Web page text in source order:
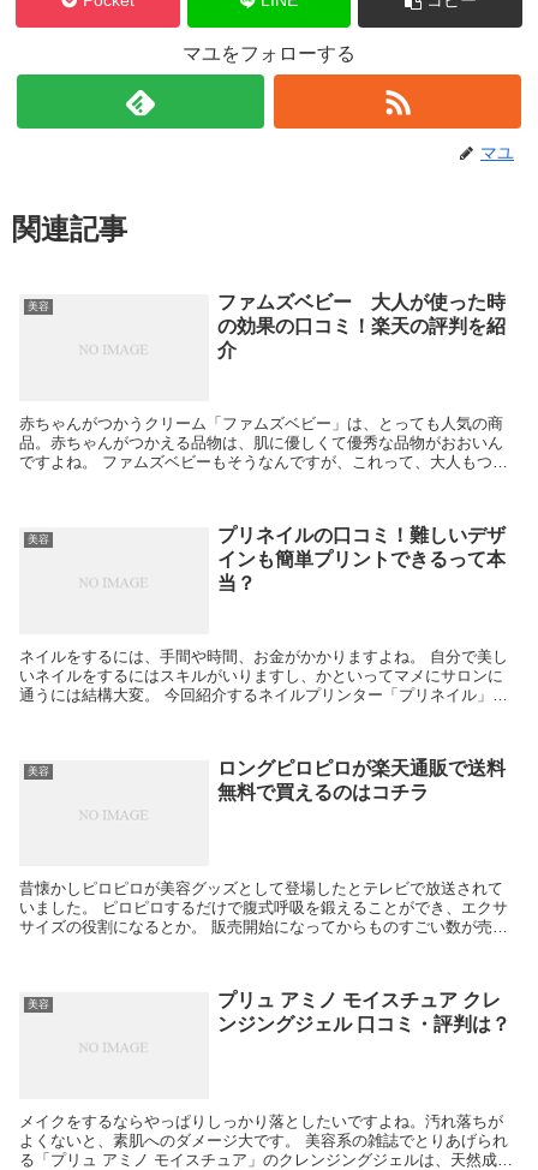
マユをフォローする
マユ
関連記事
美容
ファムズベビー 大人が使った時
の効果の口コミ！楽天の評判を紹
介
赤ちゃんがつかうクリーム「ファムズベビー」は、とっても人気の商
品。赤ちゃんがつかえる品物は、肌に優しくて優秀な品物がおおいん
ですよね。 ファムズベビーもそうなんですが、これって、大人もつか
美容
プリネイルの口コミ！難しいデザ
インも簡単プリントできるって本
当？
ネイルをするには、手間や時間、お金がかかりますよね。 自分で美し
いネイルをするにはスキルがいりますし、かといってマメにサロンに
通うには結構大変。 今回紹介するネイルプリンター「プリネイル」
美容
ロングピロピロが楽天通販で送料
無料で買えるのはコチラ
昔懐かしピロピロが美容グッズとして登場したとテレビで放送されて
いました。 ピロピロするだけで腹式呼吸を鍛えることができ、エクサ
サイズの役割になるとか。 販売開始になってからものすごい数が売れ
美容
プリュ アミノ モイスチュア クレ
ンジングジェル 口コミ・評判は？
メイクをするならやっぱりしっかり落としたいですよね。汚れ落ちが
よくないと、素肌へのダメージ大です。 美容系の雑誌でとりあげられ
る「プリュ アミノ モイスチュア」のクレンジングジェルは、天然成分